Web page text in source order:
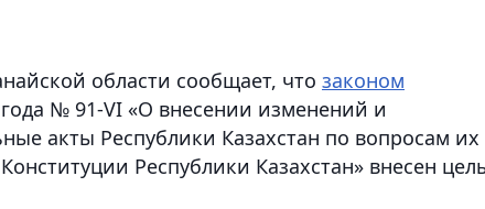
области сообщает, что законом
№ 91-VI «О внесении изменений и
акты Республики Казахстан по вопросам их
Республики Казахстан» внесен